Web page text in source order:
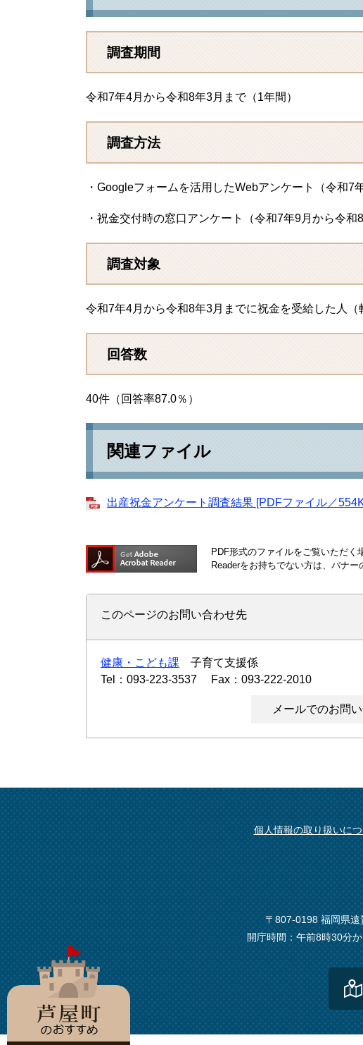
調査期間
令和7年4月から令和8年3月まで（1年間）
調査方法
・Googleフォームを活用したWebアンケート（令和7
・祝金交付時の窓口アンケート（令和7年9月から令和
調査対象
令和7年4月から令和8年3月までに祝金を受給した人（
回答数
40件（回答率87.0％）
関連ファイル
出産祝金アンケート調査結果 [PDFファイル／
PDF形式のファイルをご覧いただく
Readerをお持ちでない方は、バナ
このページのお問い合わせ先
健康・こども課
子育て支援係
Tel：093-223-3537
Fax：093-222-2010
メールでのお問
個人情報の取り扱いに
〒807-0198 福岡県
開庁時間：午前8時30分